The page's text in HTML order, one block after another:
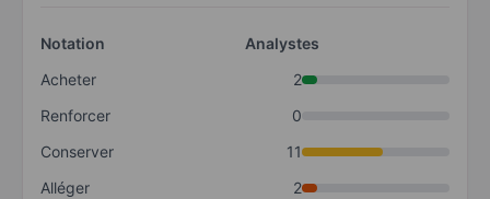
Notation
Analystes
Acheter
2
Renforcer
0
Conserver
11
Alléger
2